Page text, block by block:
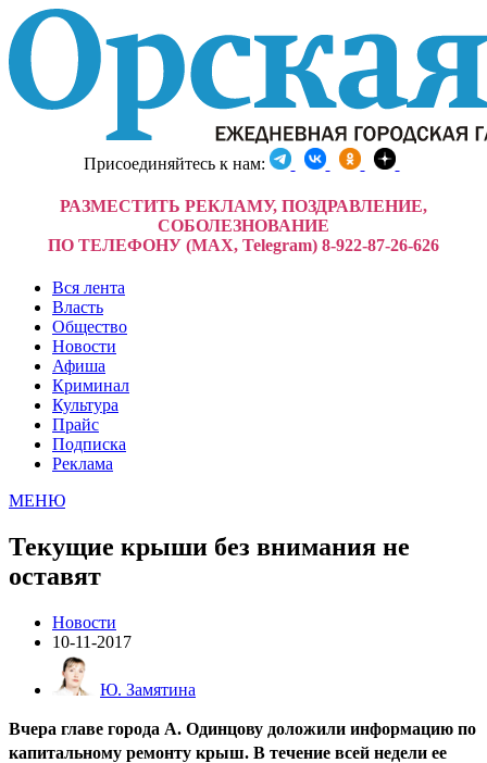
Присоединяйтесь к нам:
РАЗМЕСТИТЬ РЕКЛАМУ, ПОЗДРАВЛЕНИЕ,
СОБОЛЕЗНОВАНИЕ
ПО ТЕЛЕФОНУ (MAX, Telegram) 8-922-87-26-626
Вся лента
Власть
Общество
Новости
Афиша
Криминал
Культура
Прайс
Подписка
Реклама
МЕНЮ
Текущие крыши без внимания не
оставят
Новости
10-11-2017
Ю. Замятина
Вчера главе города А. Одинцову доложили информацию по
капитальному ремонту крыш. В течение всей недели ее